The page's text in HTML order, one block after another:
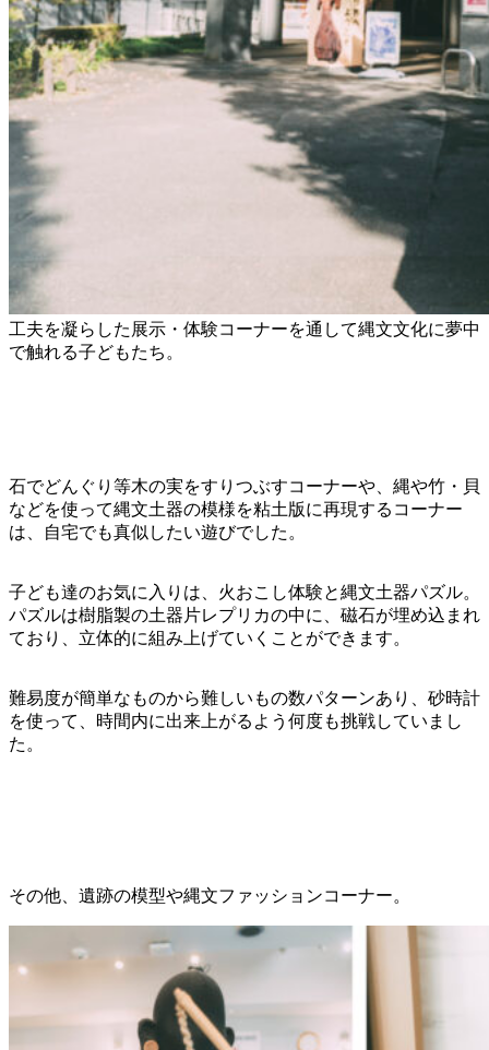
工夫を凝らした展示・体験コーナーを通して縄文文化に夢中
で触れる子どもたち。
石でどんぐり等木の実をすりつぶすコーナーや、縄や竹・貝
などを使って縄文土器の模様を粘土版に再現するコーナー
は、自宅でも真似したい遊びでした。
子ども達のお気に入りは、火おこし体験と縄文土器パズル。
パズルは樹脂製の土器片レプリカの中に、磁石が埋め込まれ
ており、立体的に組み上げていくことができます。
難易度が簡単なものから難しいもの数パターンあり、砂時計
を使って、時間内に出来上がるよう何度も挑戦していまし
た。
その他、遺跡の模型や縄文ファッションコーナー。